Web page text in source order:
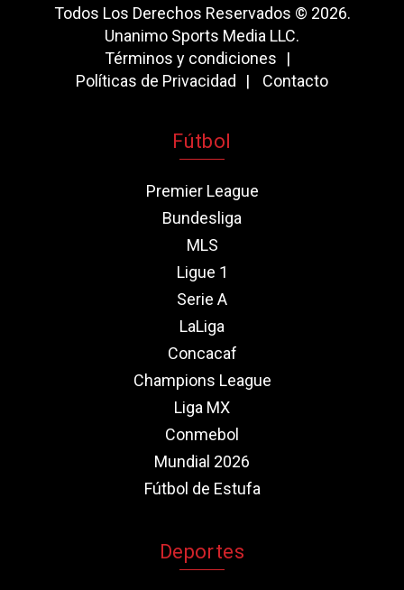
Todos Los Derechos Reservados © 2026.
Unanimo Sports Media LLC.
Términos y condiciones
Políticas de Privacidad
Contacto
Fútbol
Premier League
Bundesliga
MLS
Ligue 1
Serie A
LaLiga
Concacaf
Champions League
Liga MX
Conmebol
Mundial 2026
Fútbol de Estufa
Deportes